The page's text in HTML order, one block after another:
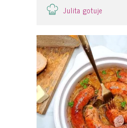
Julita gotuje